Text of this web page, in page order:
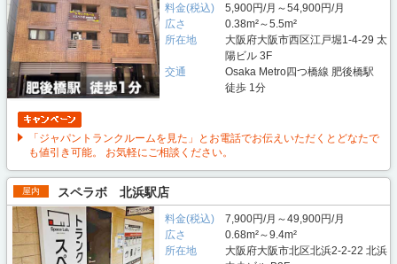
料金(税込)
5,900円/月～54,900円/月
広さ
0.38m²～5.5m²
所在地
大阪府大阪市西区江戸堀1-4-29 太
陽ビル 3F
交通
Osaka Metro四つ橋線 肥後橋駅
徒歩 1分
「ジャパントランクルームを見た」とお電話でお伝えいただくとどなたで
も値引き可能。 お気軽にご相談ください。
屋内 スペラボ 北浜駅店
料金(税込)
7,900円/月～49,900円/月
広さ
0.68m²～9.4m²
所在地
大阪府大阪市北区北浜2-2-22 北浜